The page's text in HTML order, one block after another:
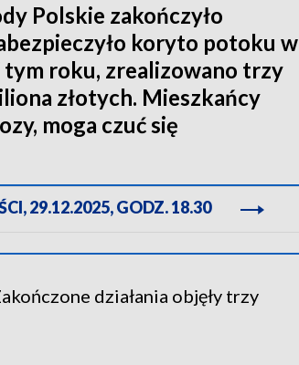
Polskie zakończyło
koryto potoku w
tym roku, zrealizowano trzy
złotych. Mieszkańcy
moga czuć się
29.12.2025, GODZ. 18.30
działania objęły trzy